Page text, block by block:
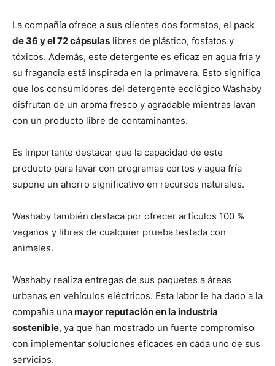
La compañía ofrece a sus clientes dos formatos, el pack
de 36 y el 72 cápsulas libres de plástico, fosfatos y
tóxicos. Además, este detergente es eficaz en agua fría y
su fragancia está inspirada en la primavera. Esto significa
que los consumidores del detergente ecológico Washaby
disfrutan de un aroma fresco y agradable mientras lavan
con un producto libre de contaminantes.
Es importante destacar que la capacidad de este
producto para lavar con programas cortos y agua fría
supone un ahorro significativo en recursos naturales.
Washaby también destaca por ofrecer artículos 100 %
veganos y libres de cualquier prueba testada con
animales.
Washaby realiza entregas de sus paquetes a áreas
urbanas en vehículos eléctricos. Esta labor le ha dado a la
compañía unamayor reputación en la industria
sostenible, ya que han mostrado un fuerte compromiso
con implementar soluciones eficaces en cada uno de sus
servicios.